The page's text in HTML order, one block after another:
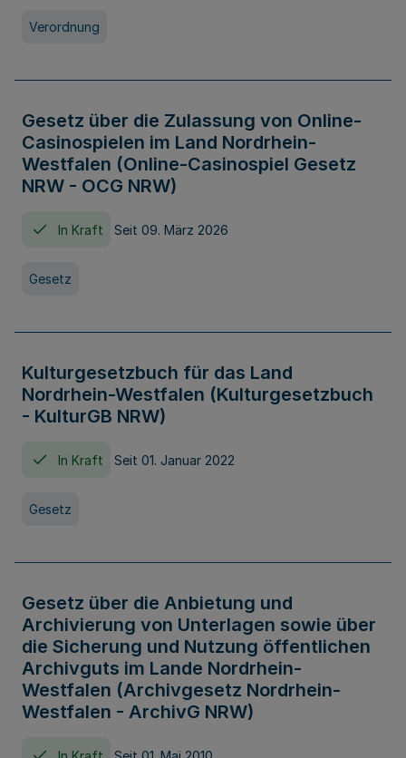
Verordnung
Gesetz über die Zulassung von Online-
Casinospielen im Land Nordrhein-
Westfalen (Online-Casinospiel Gesetz
NRW - OCG NRW)
In Kraft Seit 09. März 2026
Gesetz
Kulturgesetzbuch für das Land
Nordrhein-Westfalen (Kulturgesetzbuch
- KulturGB NRW)
In Kraft Seit 01. Januar 2022
Gesetz
Gesetz über die Anbietung und
Archivierung von Unterlagen sowie über
die Sicherung und Nutzung öffentlichen
Archivguts im Lande Nordrhein-
Westfalen (Archivgesetz Nordrhein-
Westfalen - ArchivG NRW)